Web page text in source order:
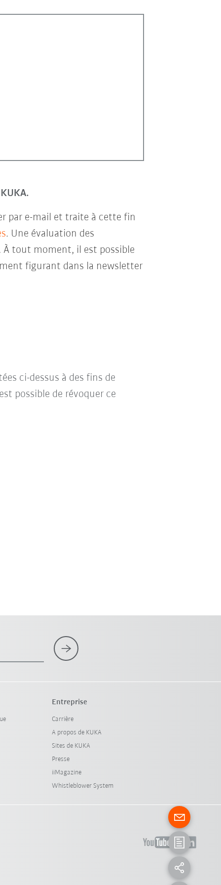
par e-mail et traite à cette fin
. Une évaluation des
À tout moment, il est possible
figurant dans la newsletter
ci-dessus à des fins de
possible de révoquer ce
Entreprise
Carrière
A propos de KUKA
Sites de KUKA
Presse
iiMagazine
Whistleblower System